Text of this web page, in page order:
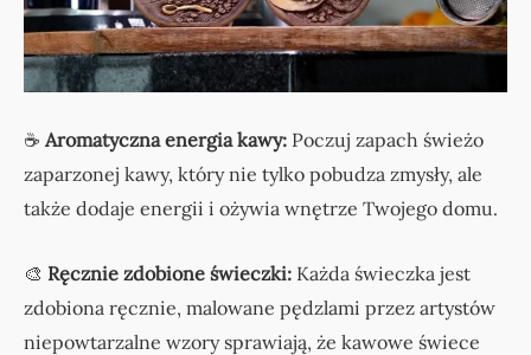
☕ Aromatyczna energia kawy: Poczuj zapach świeżo
zaparzonej kawy, który nie tylko pobudza zmysły, ale
także dodaje energii i ożywia wnętrze Twojego domu.
🎨 Ręcznie zdobione świeczki: Każda świeczka jest
zdobiona ręcznie, malowane pędzlami przez artystów
niepowtarzalne wzory sprawiają, że kawowe świece